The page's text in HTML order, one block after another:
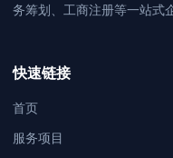
务筹划、工商注册等一站式
快速链接
首页
服务项目